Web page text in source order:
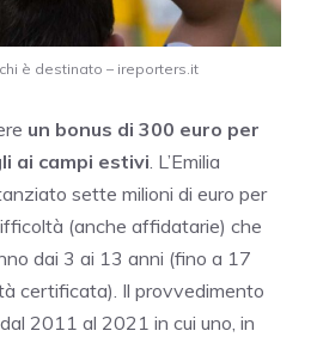
è destinato – ireporters.it
un bonus di 300 euro per
ai campi estivi. L’Emilia
sette milioni di euro per
(anche affidatarie) che
dai 3 ai 13 anni (fino a 17
certificata). Il provvedimento
2011 al 2021 in cui uno, in